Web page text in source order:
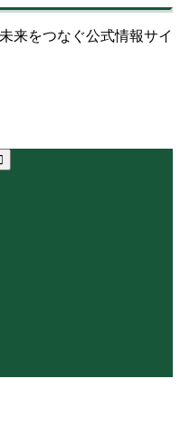
来をつなぐ公式情報サイ